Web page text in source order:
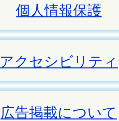
個人情報保護
アクセシビリティ
広告掲載について